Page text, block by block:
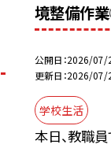
境整備作
公開日 2026/07/
更新日 2026/07/
学校生活
本日、教職